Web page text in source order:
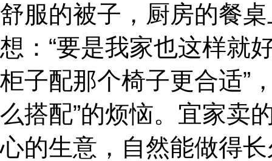
舒服的被子，厨房的餐
想：“要是我家也这样就
柜子配那个椅子更合适”
么搭配”的烦恼。宜家卖
心的生意，自然能做得